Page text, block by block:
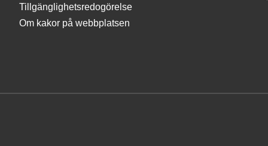
Tillgänglighetsredogörelse
Om kakor på webbplatsen